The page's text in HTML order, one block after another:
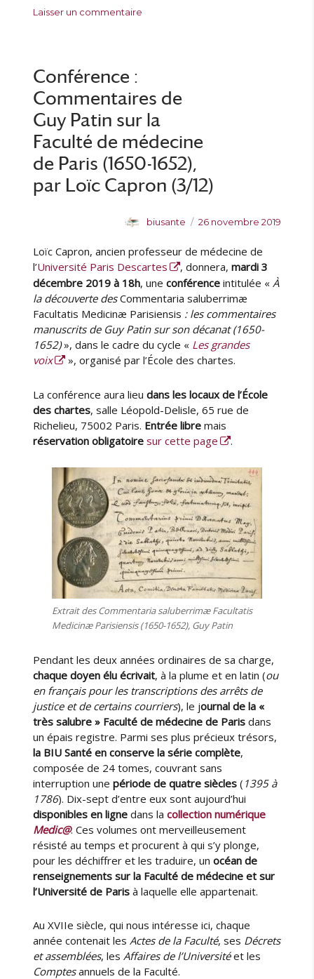
u
e
s
Laisser un commentaire
l
c
a
t
i
o
d
r
o
i
s
i
è
e
é
d
i
i
o
n
m
a
j
e
u
r
e
d
e
a
«
C
o
r
r
s
o
n
d
a
n
c
e
o
m
p
Conférence :
Commentaires de
Guy Patin sur la
Faculté de médecine
de Paris (1650-1652),
par Loïc Capron (3/12)
A
t
e
u
r
biusante
P
b
l
i
é
l
e
26 novembre 2019
Loïc Capron, ancien professeur de médecine de
l’Université Paris Descartes , donnera,mardi 3
décembre 2019 à 18h, uneconférence intitulée «À
la découverte desCommentaria saluberrimæ
Facultatis Medicinæ Parisiensis : les commentaires
manuscrits de Guy Patin sur son décanat (1650-
1652)», dans le cadre du cycle « Les grandes
voix
», organisé par l’École des chartes.
La conférence aura lieudans les locaux de l’École
des chartes, salle Léopold-Delisle, 65 rue de
Richelieu, 75002 Paris. Entrée libre mais
réservation obligatoire sur cette page .
Extrait des Commentaria saluberrimæ Facultatis
Medicinæ Parisiensis (1650-1652), Guy Patin
Pendant les deux années ordinaires de sa charge,
chaque doyen élu écrivait, à la plume et en latin (ou
en français pour les transcriptions des arrêts de
justice et de certains courriers), le journal de la «
très salubre » Faculté de médecine de Paris dans
un épais registre. Parmi ses plus précieux trésors,
la BIU Santé en conserve la série complète,
composée de 24 tomes, couvrant sans
interruption unepériode de quatre siècles( 1395 à
1786). Dix-sept d’entre eux sont aujourd’hui
disponibles en ligne dans lacollection numérique
Medic@. Ces volumes ont merveilleusement
résisté au temps et procurent à qui s’y plonge,
pour les déchiffrer et les traduire, unocéan de
renseignements sur la Faculté de médecine et sur
l’Université de Paris à laquelle elle appartenait.
Au XVIIe siècle, qui nous intéresse ici, chaque
année contenait lesActes de la Faculté, ses Décrets
et assemblées, lesAffaires de l’Universitéet les
Comptesannuels de la Faculté.